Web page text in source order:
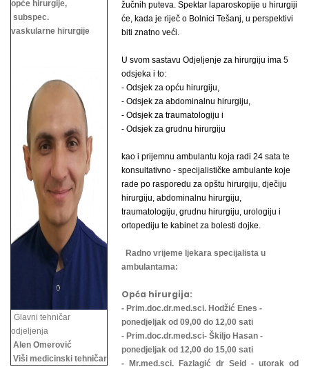
opće hirurgije,
subspec.
vaskularne hirurgije
Glavni tehničar
odjeljenja
Alen Omerović
Viši medicinski tehničar
žučnih puteva. Spektar laparoskopije u hirurgiji
će, kada je riječ o Bolnici Tešanj, u perspektivi
biti znatno veći.
U svom sastavu Odjeljenje za hirurgiju ima 5
odsjeka i to:
- Odsjek za opću hirurgiju,
- Odsjek za abdominalnu hirurgiju,
- Odsjek za traumatologiju i
- Odsjek za grudnu hirurgiju
kao i prijemnu ambulantu koja radi 24 sata te
konsultativno - specijalističke ambulante koje
rade po rasporedu za opštu hirurgiju, dječiju
hirurgiju, abdominalnu hirurgiju,
traumatologiju, grudnu hirurgiju, urologiju i
ortopediju te kabinet za bolesti dojke.
Radno vrijeme ljekara specijalista u
ambulantama:
Opća hirurgija:
- Prim.doc.dr.med.sci. Hodžić Enes -
ponedjeljak od 09,00 do 12,00 sati
- Prim.doc.dr.med.sci- Škiljo Hasan -
ponedjeljak od 12,00 do 15,00 sati
- Mr.med.sci. Fazlagić dr Seid - utorak od